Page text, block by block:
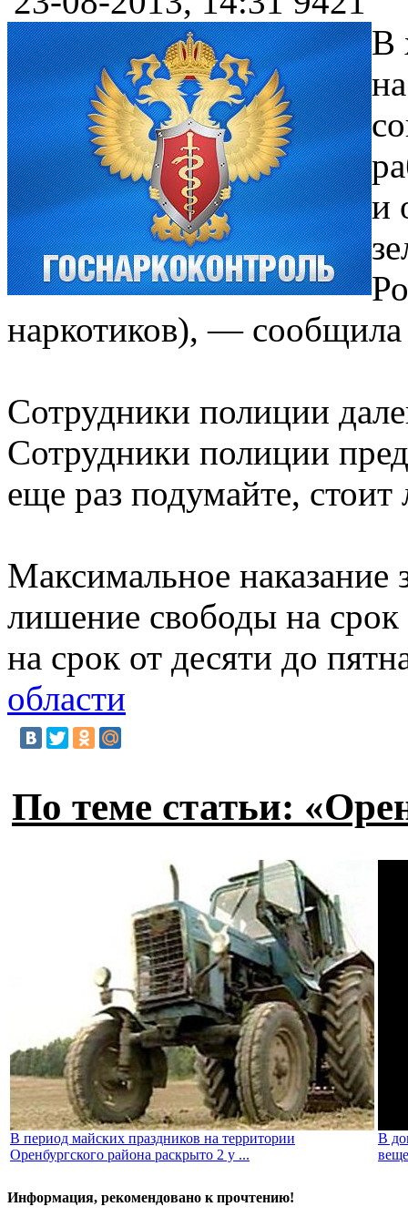
В
и
наркотиков), —
Сотрудники полиции
Сотрудники полиции
еще раз подумайте,
Максимальное наказание
лишение свободы на срок
на срок от десяти до
области
По теме статьи:
В период майских праздников на территории
Оренбургского района раскрыто 2 у ...
В
Информация, рекомендовано к прочтению!